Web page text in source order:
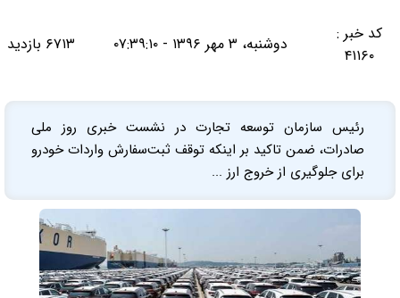
کد خبر :
۴۱۱۶۰
دوشنبه، ۳ مهر ۱۳۹۶ - ۰۷:۳۹:۱۰ ۶۷۱۳ بازدید
رئیس سازمان توسعه تجارت در نشست خبری روز ملی
صادرات، ضمن تاکید بر اینکه توقف ثبت‌سفارش واردات خودرو
برای جلوگیری از خروج ارز ...